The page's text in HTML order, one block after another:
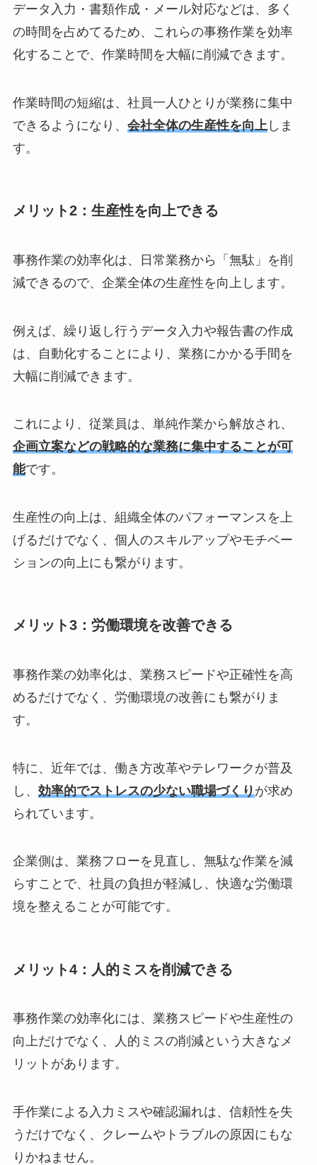
データ入力・書類作成・メール対応などは、多く
の時間を占めてるため、これらの事務作業を効率
化することで、作業時間を大幅に削減できます。
作業時間の短縮は、社員一人ひとりが業務に集中
できるようになり、 会社全体の生産性を向上しま
す。
メリット2：生産性を向上できる
事務作業の効率化は、日常業務から「無駄」を削
減できるので、企業全体の生産性を向上します。
例えば、繰り返し行うデータ入力や報告書の作成
は、自動化することにより、業務にかかる手間を
大幅に削減できます。
これにより、従業員は、単純作業から解放され、
企画立案などの戦略的な業務に集中することが可
能です。
生産性の向上は、組織全体のパフォーマンスを上
げるだけでなく、個人のスキルアップやモチベー
ションの向上にも繋がります。
メリット3：労働環境を改善できる
事務作業の効率化は、業務スピードや正確性を高
めるだけでなく、労働環境の改善にも繋がりま
す。
特に、近年では、働き方改革やテレワークが普及
し、 効率的でストレスの少ない職場づくり が求め
られています。
企業側は、業務フローを見直し、無駄な作業を減
らすことで、社員の負担が軽減し、快適な労働環
境を整えることが可能です。
メリット4：人的ミスを削減できる
事務作業の効率化には、業務スピードや生産性の
向上だけでなく、人的ミスの削減という大きなメ
リットがあります。
手作業による入力ミスや確認漏れは、信頼性を失
うだけでなく、クレームやトラブルの原因にもな
りかねません。